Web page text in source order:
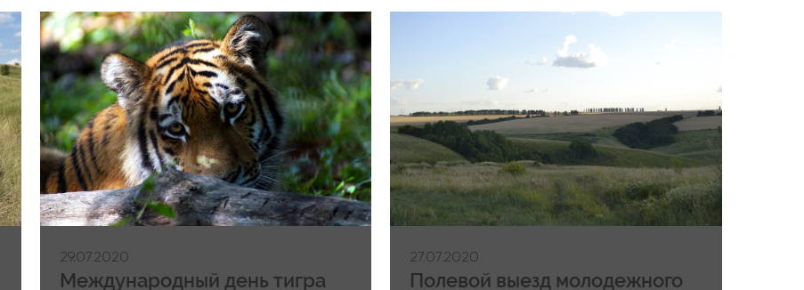
29.07.2020
Международный день тигра
27.07.2020
Полевой выезд молодежного